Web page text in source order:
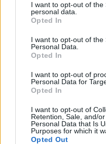
I want to opt-out of the
personal data.
Opted In
I want to opt-out of the
Personal Data.
Opted In
I want to opt-out of
Personal Data for
Opted In
I want to opt-out of
Retention, Sale, and/
Personal Data that Is
Purposes for which it
Opted Out
régi